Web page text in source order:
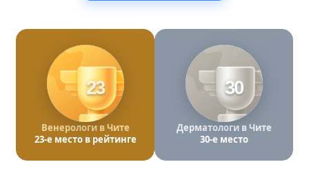
23
Венерологи в Чите
23-е место в рейтинге
30
Дерматологи в Чите
30-е место